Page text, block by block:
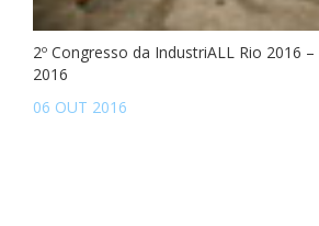
2º Congresso da IndustriALL Rio 2016
2016
06 OUT 2016